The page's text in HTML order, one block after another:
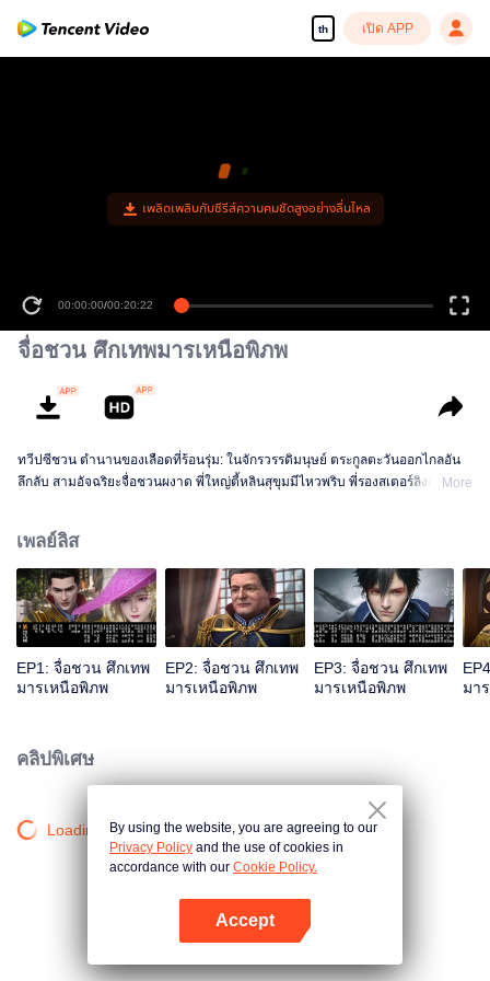
th เปิด APP
00:00:00/00:20:22
จื่อชวน ศึกเทพมารเหนือพิภพ
ทวีปซีชวน ตำนานของเลือดที่ร้อนรุ่ม: ในจักรวรรดิมนุษย์ ตระกูลตะวันออกไกลอัน
ลึกลับ สามอัจฉริยะจื่อชวนผงาด พี่ใหญ่ตี้หลินสุขุมมีไหวพริบ พี่รองสเตอร์ลิงเก่งนำ
ตระกูลต่าง ๆ ต่อสู้กันไม่หยุดหย่อน ท่ามกลางเลือดและไฟ การปะทะของมีดและ
ดาบ เกิดเป็นมหากาพย์อันยิ่งใหญ่…จื่อชวน แอนิเมชั่นวาดโลกที่พิเศษและ
มหัศจรรย์ขึ้น นำเสนอตัวละครต่างบุคลิกกัน พร้อมเพลงที่ฮึกเหิมและเศร้าระทม...
More
เพลย์ลิส
EP1: จื่อชวน ศึกเทพ
มารเหนือพิภพ
EP2: จื่อชวน ศึกเทพ
มารเหนือพิภพ
EP3: จื่อชวน ศึกเทพ
มารเหนือพิภพ
มา
คลิปพิเศษ
Loading…By using the website, you are agreeing to our
Privacy Policy and the use of cookies in
accordance with our Cookie Policy.
Accept